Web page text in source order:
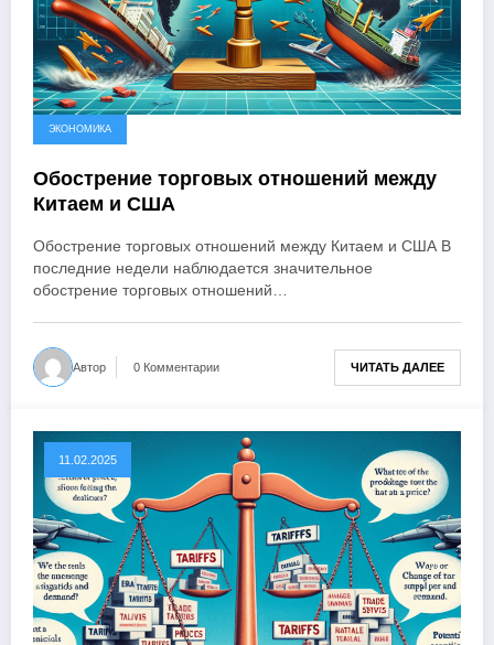
ЭКОНОМИКА
Обострение торговых отношений между
Китаем и США
Обострение торговых отношений между Китаем и США В
последние недели наблюдается значительное
обострение торговых отношений…
Автор 0 Комментарии ЧИТАТЬ ДАЛЕЕ
11.02.2025